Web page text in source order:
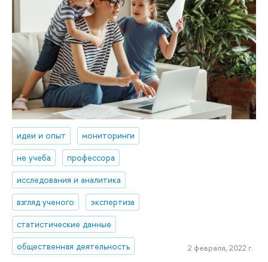
идеи и опыт
мониторинги
не учеба
профессора
исследования и аналитика
взгляд ученого
экспертиза
статистические данные
общественная деятельность
2 февраля, 2022 г.